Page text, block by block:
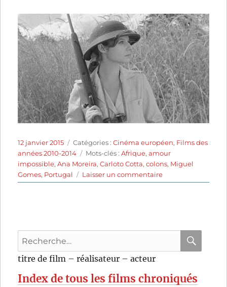
Publié
le
12 janvier 2015 Catégories
Catégories :Cinéma européen, Films des
années 2010-2014
Étiquettes
Mots-clés :Afrique,amour
impossible,Ana Moreira,Carloto Cotta,colons, Miguel
Gomes, Portugal Laisser un commentairesur
Tabou
Recherche
pour
:
titre de film – réalisateur – acteur
Index de tous les films chroniqués